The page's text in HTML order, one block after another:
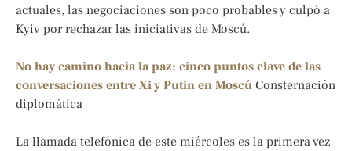
actuales, las negociaciones son poco probables y culpó a
Kyiv por rechazar las iniciativas de Moscú.
No hay camino hacia la paz: cinco puntos clave de las
conversaciones entre Xi y Putin en Moscú Consternación
diplomática
La llamada telefónica de este miércoles es la primera vez